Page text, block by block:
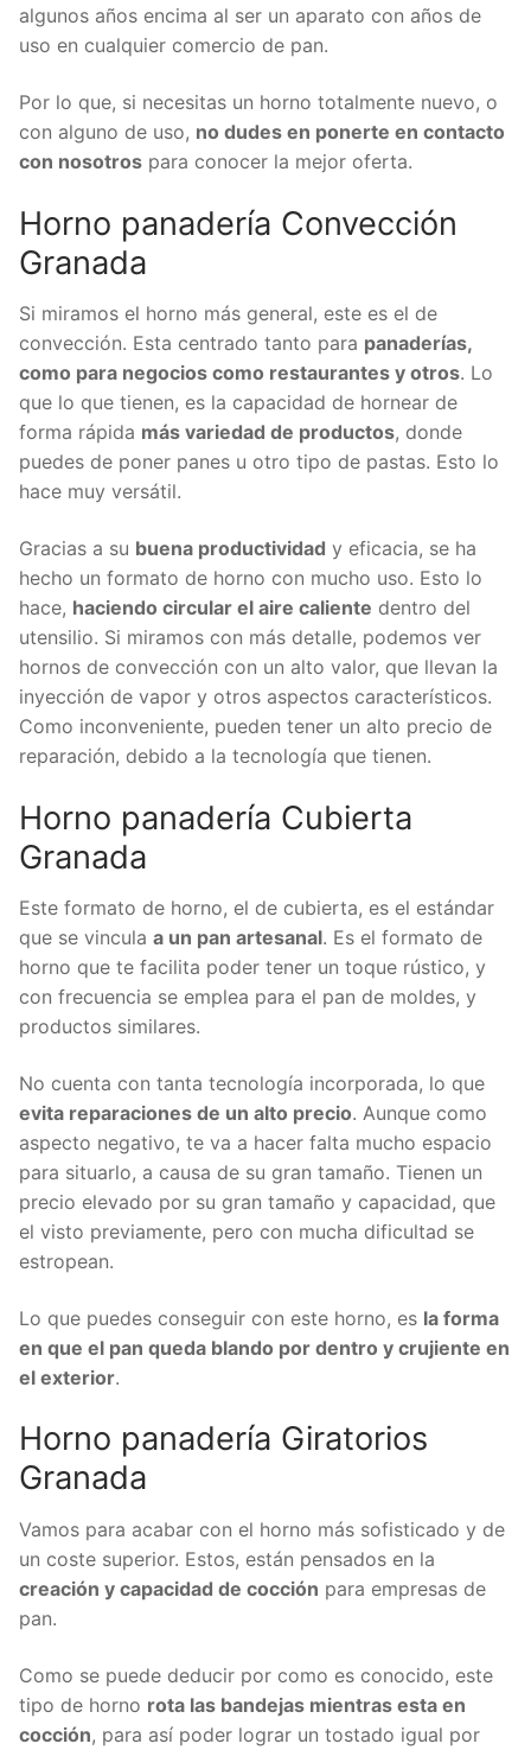
algunos años encima al ser un aparato con años de
uso en cualquier comercio de pan.
Por lo que, si necesitas un horno totalmente nuevo, o
con alguno de uso, no dudes en ponerte en contacto
con nosotros para conocer la mejor oferta.
Horno panadería Convección
Granada
Si miramos el horno más general, este es el de
convección. Esta centrado tanto para panaderías,
como para negocios como restaurantes y otros. Lo
que lo que tienen, es la capacidad de hornear de
forma rápida más variedad de productos, donde
puedes de poner panes u otro tipo de pastas. Esto lo
hace muy versátil.
Gracias a su buena productividad y eficacia, se ha
hecho un formato de horno con mucho uso. Esto lo
hace, haciendo circular el aire caliente dentro del
utensilio. Si miramos con más detalle, podemos ver
hornos de convección con un alto valor, que llevan la
inyección de vapor y otros aspectos característicos.
Como inconveniente, pueden tener un alto precio de
reparación, debido a la tecnología que tienen.
Horno panadería Cubierta
Granada
Este formato de horno, el de cubierta, es el estándar
que se vincula a un pan artesanal. Es el formato de
horno que te facilita poder tener un toque rústico, y
con frecuencia se emplea para el pan de moldes, y
productos similares.
No cuenta con tanta tecnología incorporada, lo que
evita reparaciones de un alto precio. Aunque como
aspecto negativo, te va a hacer falta mucho espacio
para situarlo, a causa de su gran tamaño. Tienen un
precio elevado por su gran tamaño y capacidad, que
el visto previamente, pero con mucha dificultad se
estropean.
Lo que puedes conseguir con este horno, es la forma
en que el pan queda blando por dentro y crujiente en
el exterior.
Horno panadería Giratorios
Granada
Vamos para acabar con el horno más sofisticado y de
un coste superior. Estos, están pensados en la
creación y capacidad de cocción para empresas de
pan.
Como se puede deducir por como es conocido, este
tipo de horno rota las bandejas mientras esta en
cocción, para así poder lograr un tostado igual por